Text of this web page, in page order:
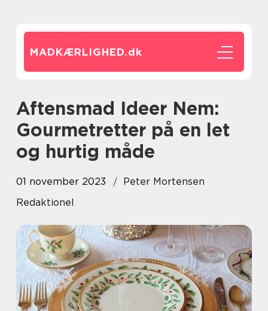
MADKÆRLIGHED.dk
Aftensmad Ideer Nem:
Gourmetretter på en let
og hurtig måde
01 november 2023
Peter Mortensen
Redaktionel